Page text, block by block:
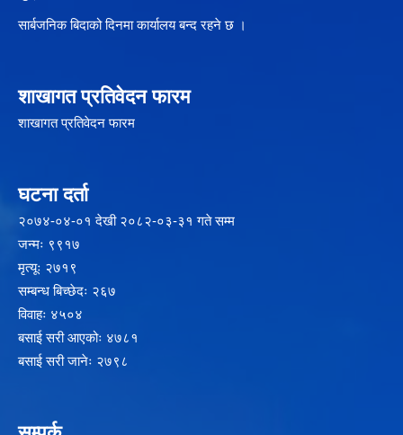
सार्बजनिक बिदाको दिनमा कार्यालय बन्द रहने छ ।
शाखागत प्रतिवेदन फारम
शाखागत प्रतिवेदन फारम
घटना दर्ता
२‍०७४-०४-०१ देखी २०८२-०३-३१ गते सम्म
जन्मः ९९१७
मृत्यूः २७१९
सम्बन्ध बिच्छेदः २६७
विवाहः ४५०४
बसाई सरी आएकोः ४७८१
बसाई सरी जानेः २७९८